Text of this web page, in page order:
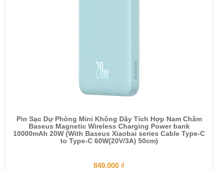
Pin Sạc Dự Phòng Mini Không Dây Tích Hợp Nam Châm
Baseus Magnetic Wireless Charging Power bank
10000mAh 20W (With Baseus Xiaobai series Cable Type-C
to Type-C 60W(20V/3A) 50cm)
849.000 ₫